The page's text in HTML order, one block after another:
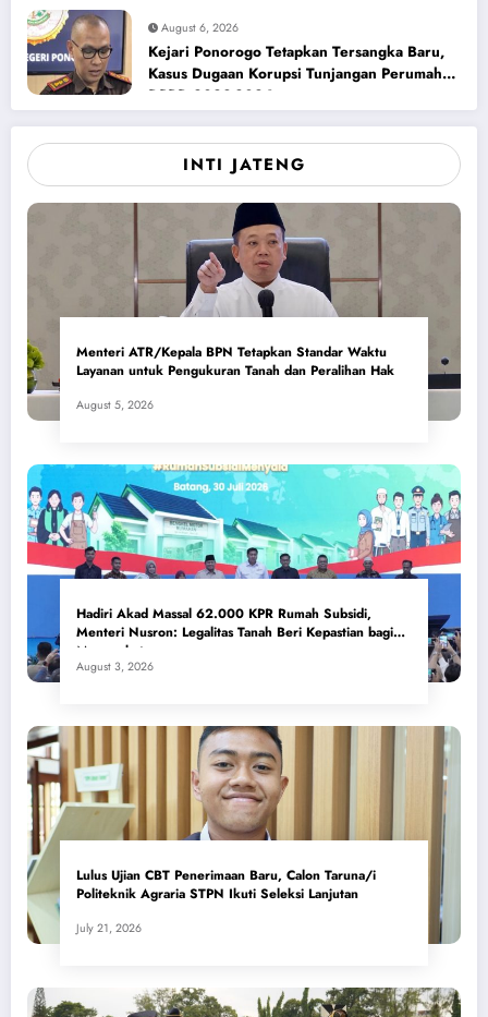
August 6, 2026
Kejari Ponorogo Tetapkan Tersangka Baru,
Kasus Dugaan Korupsi Tunjangan Perumahan
DPRD 2023-2026
INTI JATENG
Menteri ATR/Kepala BPN Tetapkan Standar Waktu
Layanan untuk Pengukuran Tanah dan Peralihan Hak
August 5, 2026
Hadiri Akad Massal 62.000 KPR Rumah Subsidi,
Menteri Nusron: Legalitas Tanah Beri Kepastian bagi
Masyarakat
August 3, 2026
Lulus Ujian CBT Penerimaan Baru, Calon Taruna/i
Politeknik Agraria STPN Ikuti Seleksi Lanjutan
July 21, 2026